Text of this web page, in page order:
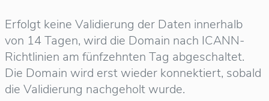
Erfolgt keine Validierung der Daten innerhalb
von 14 Tagen, wird die Domain nach ICANN-
Richtlinien am fünfzehnten Tag abgeschaltet.
Die Domain wird erst wieder konnektiert, sobald
die Validierung nachgeholt wurde.